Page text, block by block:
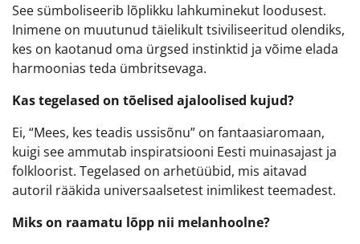
See sümboliseerib lõplikku lahkuminekut loodusest.
Inimene on muutunud täielikult tsiviliseeritud olendiks,
kes on kaotanud oma ürgsed instinktid ja võime elada
harmoonias teda ümbritsevaga.
Kas tegelased on tõelised ajaloolised kujud?
Ei, “Mees, kes teadis ussisõnu” on fantaasiaromaan,
kuigi see ammutab inspiratsiooni Eesti muinasajast ja
folkloorist. Tegelased on arhetüübid, mis aitavad
autoril rääkida universaalsetest inimlikest teemadest.
Miks on raamatu lõpp nii melanhoolne?